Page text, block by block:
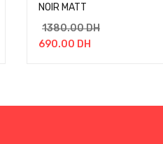
NOIR MATT
1380.00DH
690.00 DH